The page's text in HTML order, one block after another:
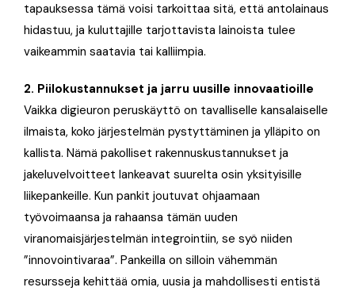
tapauksessa tämä voisi tarkoittaa sitä, että antolainaus
hidastuu, ja kuluttajille tarjottavista lainoista tulee
vaikeammin saatavia tai kalliimpia.
2. Piilokustannukset ja jarru uusille innovaatioille
Vaikka digieuron peruskäyttö on tavalliselle kansalaiselle
ilmaista, koko järjestelmän pystyttäminen ja ylläpito on
kallista. Nämä pakolliset rakennuskustannukset ja
jakeluvelvoitteet lankeavat suurelta osin yksityisille
liikepankeille. Kun pankit joutuvat ohjaamaan
työvoimaansa ja rahaansa tämän uuden
viranomaisjärjestelmän integrointiin, se syö niiden
”innovointivaraa”. Pankeilla on silloin vähemmän
resursseja kehittää omia, uusia ja mahdollisesti entistä